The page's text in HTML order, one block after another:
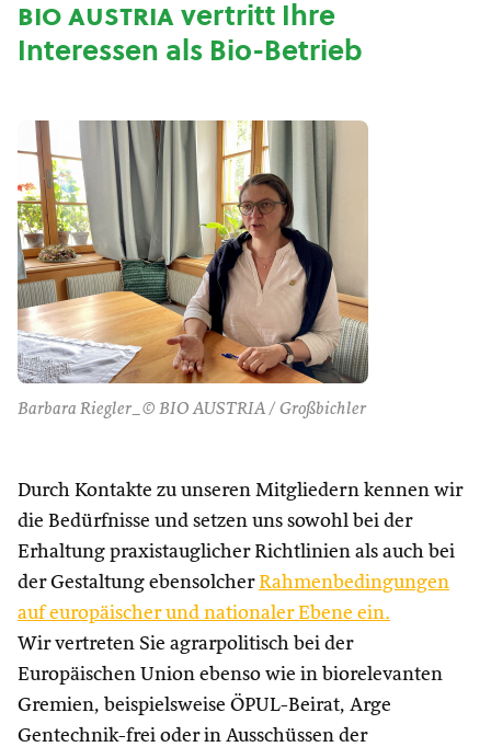
bio austriavertritt Ihre
Interessen als Bio-Betrieb
Barbara Riegler_© BIO AUSTRIA / Großbichler
Durch Kontakte zu unseren Mitgliedern kennen wir
die Bedürfnisse und setzen uns sowohl bei der
Erhaltung praxistauglicher Richtlinien als auch bei
der Gestaltung ebensolcher Rahmenbedingungen
auf europäischer und nationaler Ebene ein.
Wir vertreten Sie agrarpolitisch bei der
Europäischen Union ebenso wie in biorelevanten
Gremien, beispielsweise ÖPUL-Beirat, Arge
Gentechnik-frei oder in Ausschüssen der